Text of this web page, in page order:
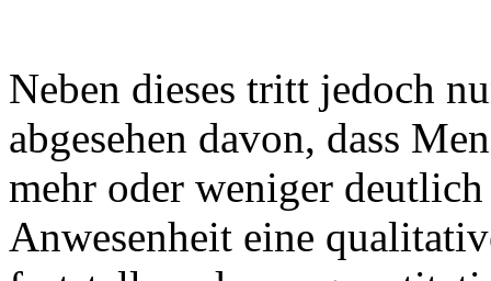
Neben dieses tritt jedoch
abgesehen davon, dass
mehr oder weniger
Anwesenheit eine